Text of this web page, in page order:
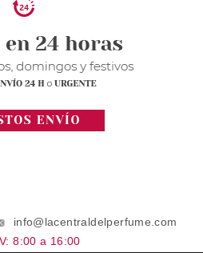
info@lacentraldelperfume.com
8:00 a 16:00